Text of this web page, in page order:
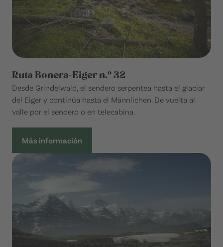
Ruta Bonera-Eiger n.º 32
Desde Grindelwald, el sendero serpentea hasta el glaciar
del Eiger y continúa hasta el Männlichen. De vuelta al
valle por el sendero o en telecabina.
Más información